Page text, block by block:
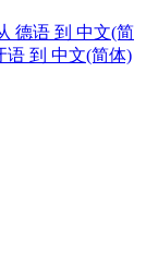
德语 到 中文(简
语 到 中文(简体)